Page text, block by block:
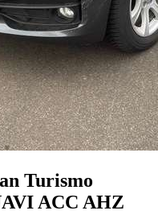
Turismo
ACC AHZ